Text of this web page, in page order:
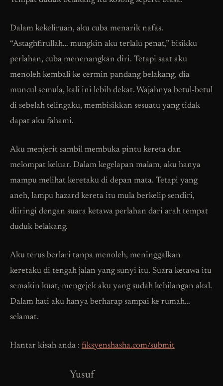
Dalam kekeliruan, aku cuba menarik nafas.
“Astaghfirullah… mungkin aku terlalu penat,” bisikku
perlahan, cuba menenangkan diri. Tetapi saat aku
menoleh kembali ke cermin pandang belakang, dia
muncul semula, kali ini lebih dekat. Wajahnya betul-betul
di sebelah telingaku, membisikkan sesuatu yang tidak
dapat aku fahami.
Aku menjerit sambil membuka pintu kereta dan
melompat keluar. Dalam kegelapan malam, aku hanya
mampu melihat keretaku di depan mata. Tetapi yang
aneh, lampu hazard kereta itu mula berkelip sendiri,
diiringi dengan suara ketawa perlahan dari arah tempat
duduk belakang.
Aku terus berlari tanpa menoleh, meninggalkan
keretaku di tengah jalan yang sunyi itu. Suara ketawa itu
semakin kuat, mengejek aku yang sudah kehilangan akal.
Dalam hati aku hanya berharap sampai ke rumah…
selamat.
Hantar kisah anda : fiksyenshasha.com/submit
Yusuf